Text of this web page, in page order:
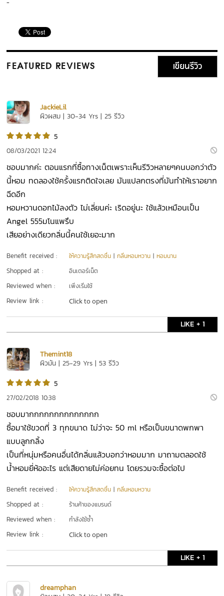
-
FEATURED REVIEWS เขียนรีวิว
JackieLil
ผิวผสม | 30-34 Yrs | 25 รีวิว
5
08/03/2021 12:24
ชอบมากค่ะ ตอนแรกที่ซื้อทางเน็ตเพราะเห็นรีวิวหลายๆคนบอกว่าตัว
นี้หอม ทดลองใช้ครั้งแรกติดใจเลย มันแปลกตรงที่มันทำให้เราอยาก
ฉีดอีก
หอมหวานดอกไม้ลงตัว ไม่เลี่ยนค่ะ เริดอยู่นะ ใช้แล้วเหมือนเป็น
Angel 555มโนแพรึบ
เสียอย่างเดียวกลิ่นนี้คนใช้เยอะมาก
Benefit received : ให้ความรู้สึกสดชื่น |กลิ่นหอมหวาน |หอมนาน
Shopped at : อินเตอร์เน็ต
Reviewed when : เพิ่งเริ่มใช้
Review link : Click to open
LIKE + 1
Themint18
ผิวมัน | 25-29 Yrs | 53 รีวิว
5
27/02/2018 10:38
ชอบมากกกกกกกกกกกกกก
ซื้อมาใช้ขวดที่ 3 ทุกขนาด ไม่ว่าจะ 50 ml หรือเป็นขนาดพกพา
แบบลูกกลิ้ง
เป็นที่หนุ่มหรือคนอื่นได้กลิ่นแล้วบอกว่าหอมมาก มาถามตลอดใช้
น้ำหอมยี่ห้ออะไร แต่เสียดายไม่ค่อยทน โดยรวมจะซื้อต่อไป
Benefit received : ให้ความรู้สึกสดชื่น |กลิ่นหอมหวาน
Shopped at : ร้านค้าของแบรนด์
Reviewed when : กำลังใช้ซ้ำ
Review link : Click to open
LIKE + 1
dreamphan